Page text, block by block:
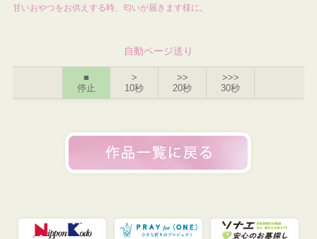
甘いおやつをお供えする時、匂いが届きます様に。
自動ページ送り
■
停止
>
10秒
>>
20秒
>>>
30秒